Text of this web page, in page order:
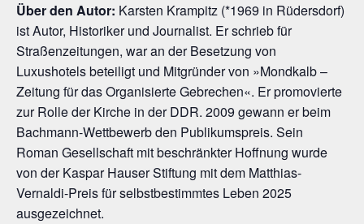
Über den Autor: Karsten Krampitz (*1969 in Rüdersdorf)
ist Autor, Historiker und Journalist. Er schrieb für
Straßenzeitungen, war an der Besetzung von
Luxushotels beteiligt und Mitgründer von »Mondkalb –
Zeitung für das Organisierte Gebrechen«. Er promovierte
zur Rolle der Kirche in der DDR. 2009 gewann er beim
Bachmann-Wettbewerb den Publikumspreis. Sein
Roman Gesellschaft mit beschränkter Hoffnung wurde
von der Kaspar Hauser Stiftung mit dem Matthias-
Vernaldi-Preis für selbstbestimmtes Leben 2025
ausgezeichnet.